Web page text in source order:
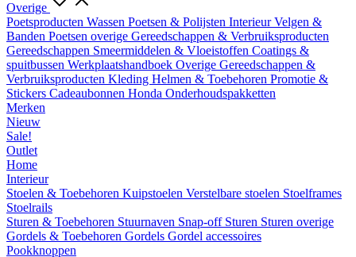
Overige
Poetsproducten Wassen Poetsen & Polijsten InterieurVelgen &
Banden Poetsen overige Gereedschappen & Verbruiksproducten
Gereedschappen Smeermiddelen & Vloeistoffen Coatings &
spuitbussen Werkplaatshandboek Overige Gereedschappen &
Verbruiksproducten Kleding Helmen & Toebehoren Promotie &
Stickers Cadeaubonnen Honda Onderhoudspakketten
Merken
Nieuw
Sale!
Outlet
Home
Interieur
Stoelen & Toebehoren Kuipstoelen Verstelbare stoelen Stoelframes
Stoelrails
Sturen & Toebehoren Stuurnaven Snap-off Sturen Sturen overige
Gordels & Toebehoren Gordels Gordel accessoires
Pookknoppen